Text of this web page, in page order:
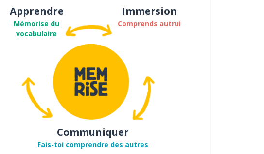
Apprendre
Mémorise du
vocabulaire
Immersion
Comprends autrui
Communiquer
Fais-toi comprendre des autres